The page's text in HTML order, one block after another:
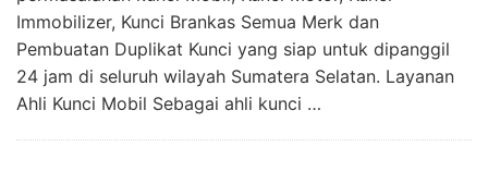
Immobilizer, Kunci Brankas Semua Merk dan
Pembuatan Duplikat Kunci yang siap untuk dipanggil
24 jam di seluruh wilayah Sumatera Selatan. Layanan
Ahli Kunci Mobil Sebagai ahli kunci …